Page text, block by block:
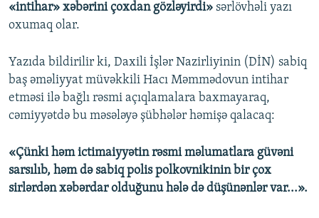
«intihar» xəbərini çoxdan gözləyirdi» sərlövhəli yazı
oxumaq olar.
Yazıda bildirilir ki, Daxili İşlər Nazirliyinin (DİN) sabiq
baş əməliyyat müvəkkili Hacı Məmmədovun intihar
etməsi ilə bağlı rəsmi açıqlamalara baxmayaraq,
cəmiyyətdə bu məsələyə şübhələr həmişə qalacaq:
«Çünki həm ictimaiyyətin rəsmi məlumatlara güvəni
sarsılıb, həm də sabiq polis polkovnikinin bir çox
sirlərdən xəbərdar olduğunu hələ də düşünənlər var...».